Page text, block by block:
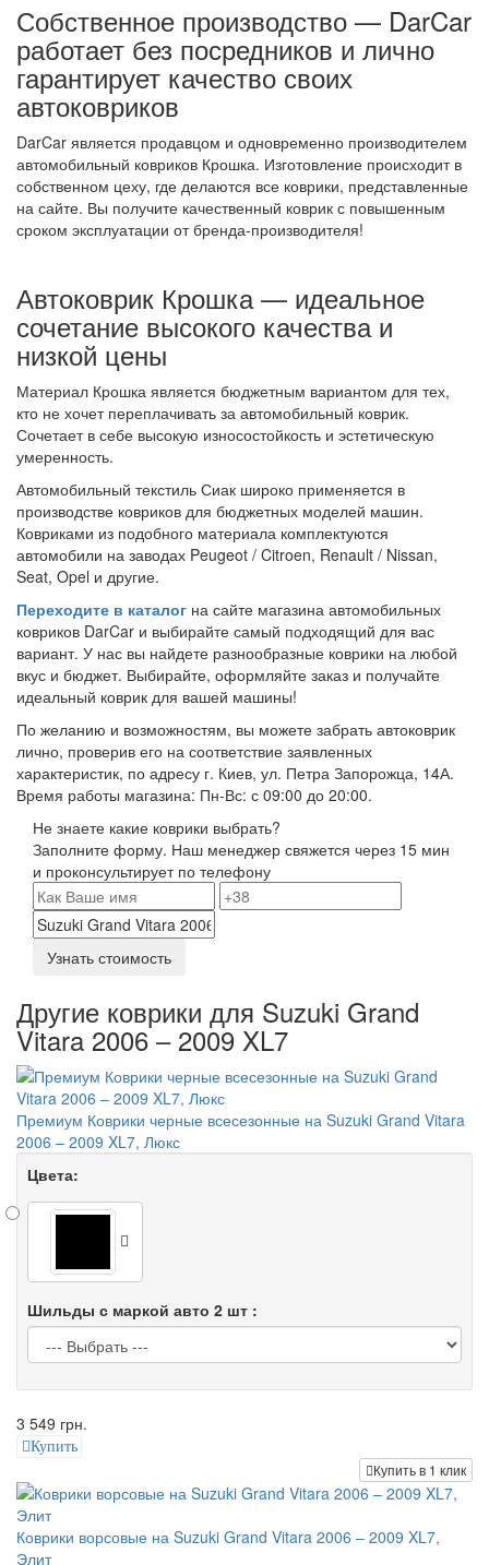
Собственное производство — DarCar
работает без посредников и лично
гарантирует качество своих
автоковриков
DarCar является продавцом и одновременно производителем
автомобильный ковриков Крошка. Изготовление происходит в
собственном цеху, где делаются все коврики, представленные
на сайте. Вы получите качественный коврик с повышенным
сроком эксплуатации от бренда-производителя!
Автоковрик Крошка — идеальное
сочетание высокого качества и
низкой цены
Материал Крошка является бюджетным вариантом для тех,
кто не хочет переплачивать за автомобильный коврик.
Сочетает в себе высокую износостойкость и эстетическую
умеренность.
Автомобильный текстиль Сиак широко применяется в
производстве ковриков для бюджетных моделей машин.
Ковриками из подобного материала комплектуются
автомобили на заводах Peugeot / Citroen, Renault / Nissan,
Seat, Opel и другие.
Переходите в каталог на сайте магазина автомобильных
ковриков DarCar и выбирайте самый подходящий для вас
вариант. У нас вы найдете разнообразные коврики на любой
вкус и бюджет. Выбирайте, оформляйте заказ и получайте
идеальный коврик для вашей машины!
По желанию и возможностям, вы можете забрать автоковрик
лично, проверив его на соответствие заявленных
характеристик, по адресу г. Киев, ул. Петра Запорожца, 14А.
Время работы магазина: Пн-Вс: с 09:00 до 20:00.
Не знаете какие коврики выбрать?
Заполните форму. Наш менеджер свяжется через 15 мин
и проконсультирует по телефону
Узнать стоимость
Другие коврики для Suzuki Grand
Vitara 2006 – 2009 XL7
Премиум Коврики черные всесезонные на Suzuki Grand Vitara
2006 – 2009 XL7, Люкс
Цвета:
Шильды с маркой авто 2 шт :
3 549 грн.
Купить
Купить в 1 клик
Коврики ворсовые на Suzuki Grand Vitara 2006 – 2009 XL7,
Элит